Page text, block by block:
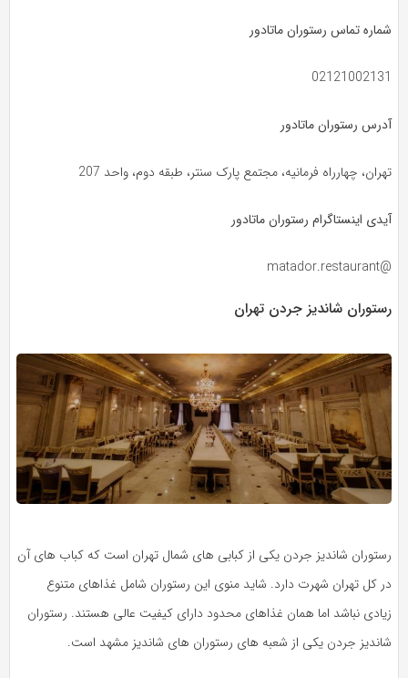
شماره تماس رستوران ماتادور
02121002131
آدرس رستوران ماتادور
تهران، چهارراه فرمانیه، مجتمع پارک سنتر، طبقه دوم، واحد 207
آیدی اینستاگرام رستوران ماتادور
@matador.restaurant
رستوران شاندیز جردن تهران
رستوران شاندیز جردن یکی از کبابی های شمال تهران است که کباب های آن
در کل تهران شهرت دارد. شاید منوی این رستوران شامل غذاهای متنوع
زیادی نباشد اما همان غذاهای محدود دارای کیفیت عالی هستند. رستوران
شاندیز جردن یکی از شعبه های رستوران های شاندیز مشهد است.